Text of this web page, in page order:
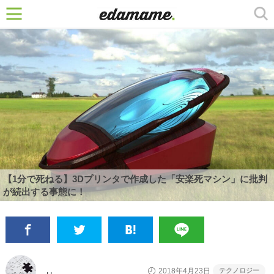
【1分で死ねる】3Dプリンタで作成した「安楽死マシン」に批判
が続出する事態に！
2018年4月23日 テクノロジー